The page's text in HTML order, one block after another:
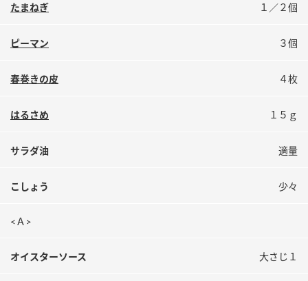
ミツカンのCM
検索
業務用サイト 製造所固有記号一覧
たまねぎ １／２個
ピーマン ３個
春巻きの皮 ４枚
はるさめ １５ｇ
サラダ油 適量
こしょう 少々
<Ａ>
オイスターソース 大さじ１